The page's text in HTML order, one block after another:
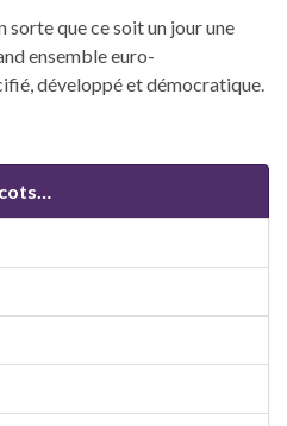
sorte que ce soit un jour une
ensemble euro-
développé et démocratique.